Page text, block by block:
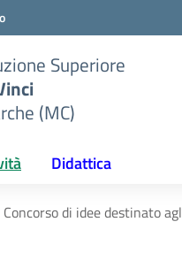
Superiore
(MC)
Didattica
Concorso di idee destinato